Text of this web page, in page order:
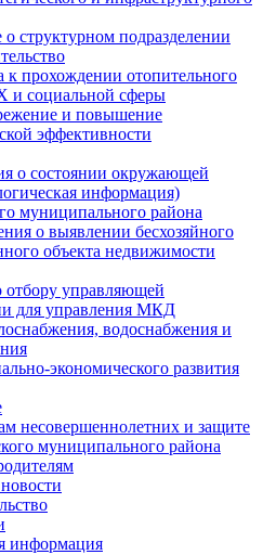
структурном подразделении
к прохождении отопительного
и социальной сферы
и повышение
эффективности
о состоянии окружающей
информация)
муниципального района
о выявлении бесхозяйного
объекта недвижимости
отбору управляющей
для управления МКД
водоснабжения и
экономического развития
несовершеннолетних и защите
муниципального района
информация